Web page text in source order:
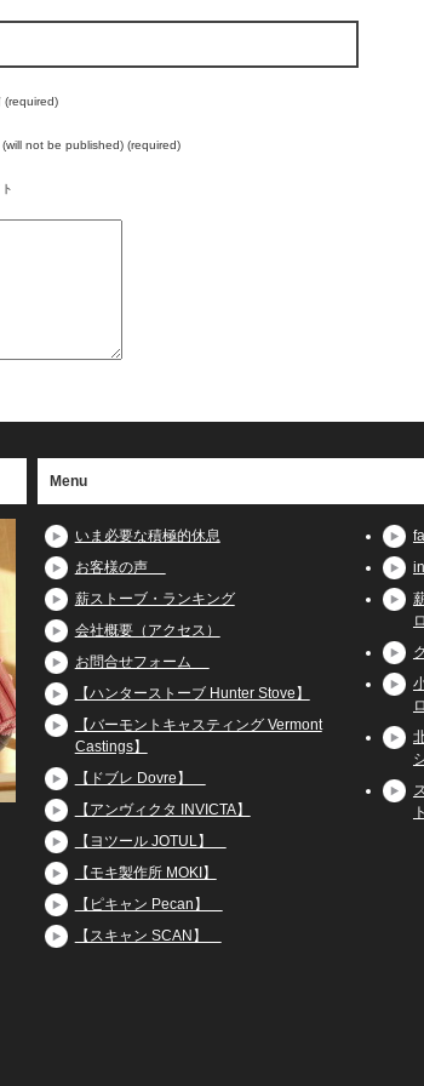
(required)
(will not be published) (required)
Menu
いま必要な積極的休息
お客様の声
薪ストーブ・ランキング
会社概要（アクセス）
お問合せフォーム
【ハンターストーブ Hunter Stove】
【バーモントキャスティング Vermont
Castings】
【ドブレ Dovre】
【アンヴィクタ INVICTA】
【ヨツール JOTUL】
【モキ製作所 MOKI】
【ピキャン Pecan】
【スキャン SCAN】